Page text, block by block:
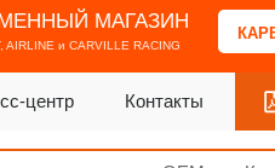
МАГАЗИН
AIRLINE и CARVILLE RACING
центр Контакты